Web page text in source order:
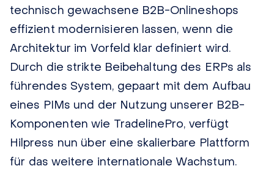
technisch gewachsene B2B-Onlineshops
effizient modernisieren lassen, wenn die
Architektur im Vorfeld klar definiert wird.
Durch die strikte Beibehaltung des ERPs als
führendes System, gepaart mit dem Aufbau
eines PIMs und der Nutzung unserer B2B-
Komponenten wie TradelinePro, verfügt
Hilpress nun über eine skalierbare Plattform
für das weitere internationale Wachstum.